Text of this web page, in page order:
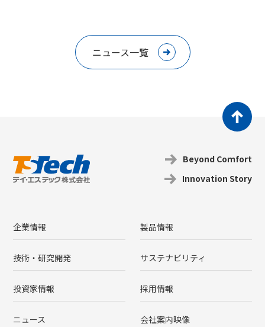
ニュース一覧
Beyond Coｍfort
Innovation Story
企業情報 製品情報
技術・研究開発 サステナビリティ
投資家情報 採用情報
ニュース 会社案内映像